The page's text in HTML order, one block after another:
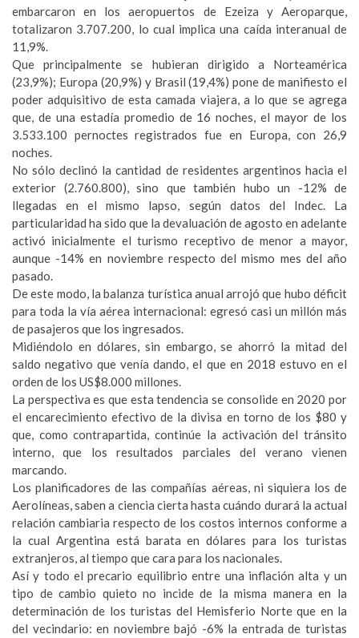
embarcaron en los aeropuertos de Ezeiza y Aeroparque,
totalizaron 3.707.200, lo cual implica una caída interanual de
11,9%.
Que principalmente se hubieran dirigido a Norteamérica
(23,9%); Europa (20,9%) y Brasil (19,4%) pone de manifiesto el
poder adquisitivo de esta camada viajera, a lo que se agrega
que, de una estadía promedio de 16 noches, el mayor de los
3.533.100 pernoctes registrados fue en Europa, con 26,9
noches.
No sólo declinó la cantidad de residentes argentinos hacia el
exterior (2.760.800), sino que también hubo un -12% de
llegadas en el mismo lapso, según datos del Indec. La
particularidad ha sido que la devaluación de agosto en adelante
activó inicialmente el turismo receptivo de menor a mayor,
aunque -14% en noviembre respecto del mismo mes del año
pasado.
De este modo, la balanza turística anual arrojó que hubo déficit
para toda la vía aérea internacional: egresó casi un millón más
de pasajeros que los ingresados.
Midiéndolo en dólares, sin embargo, se ahorró la mitad del
saldo negativo que venía dando, el que en 2018 estuvo en el
orden de los US$8.000 millones.
La perspectiva es que esta tendencia se consolide en 2020 por
el encarecimiento efectivo de la divisa en torno de los $80 y
que, como contrapartida, continúe la activación del tránsito
interno, que los resultados parciales del verano vienen
marcando.
Los planificadores de las compañías aéreas, ni siquiera los de
Aerolíneas, saben a ciencia cierta hasta cuándo durará la actual
relación cambiaria respecto de los costos internos conforme a
la cual Argentina está barata en dólares para los turistas
extranjeros, al tiempo que cara para los nacionales.
Así y todo el precario equilibrio entre una inflación alta y un
tipo de cambio quieto no incide de la misma manera en la
determinación de los turistas del Hemisferio Norte que en la
del vecindario: en noviembre bajó -6% la entrada de turistas